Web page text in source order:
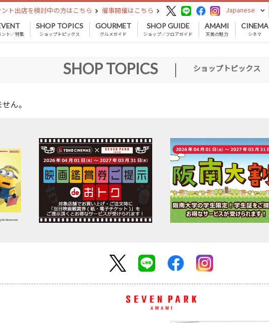
ント出店を検討中の方はこちら 催事開催はこちら Japanese
ント／特集
SHOP TOPICS
ショップトピックス
GOURMET
グルメガイド
SHOP GUIDE
ショップ／フロアガイド
AMAMI
天美の魅力
CINEMA
シネマ
SHOP TOPICS | ショップトピックス
ん。
Reserved.